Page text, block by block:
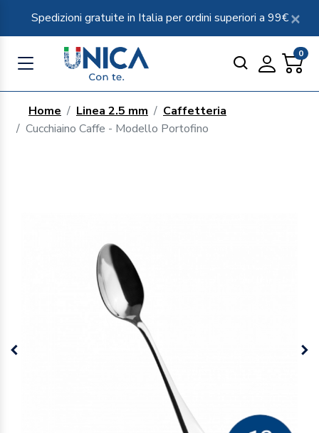
Spedizioni gratuite in Italia per ordini superiori a 99€
0
Home Linea 2.5 mm
Caffetteria
Cucchiaino Caffe - Modello Portofino